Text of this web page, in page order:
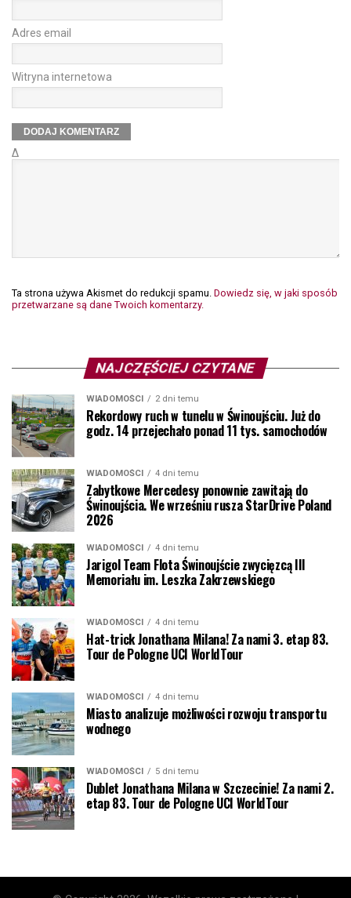
Adres email
Witryna internetowa
Δ
Ta strona używa Akismet do redukcji spamu. Dowiedz się, w jaki sposób
przetwarzane są dane Twoich komentarzy.
NAJCZĘŚCIEJ CZYTANE
WIADOMOŚCI 2 dni temu
Rekordowy ruch w tunelu w Świnoujściu. Już do
godz. 14 przejechało ponad 11 tys. samochodów
WIADOMOŚCI 4 dni temu
Zabytkowe Mercedesy ponownie zawitają do
Świnoujścia. We wrześniu rusza StarDrive Poland
2026
WIADOMOŚCI 4 dni temu
Jarigol Team Flota Świnoujście zwycięzcą III
Memoriału im. Leszka Zakrzewskiego
WIADOMOŚCI 4 dni temu
Hat-trick Jonathana Milana! Za nami 3. etap 83.
Tour de Pologne UCI WorldTour
WIADOMOŚCI 4 dni temu
Miasto analizuje możliwości rozwoju transportu
wodnego
WIADOMOŚCI 5 dni temu
Dublet Jonathana Milana w Szczecinie! Za nami 2.
etap 83. Tour de Pologne UCI WorldTour